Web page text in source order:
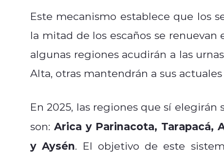
Este mecanismo establece que los
la mitad de los escaños se
algunas regiones acudirán a las
Alta, otras mantendrán a sus
En 2025, las regiones que sí
son: Arica y Parinacota, Tarapacá,
y Aysén. El objetivo de este